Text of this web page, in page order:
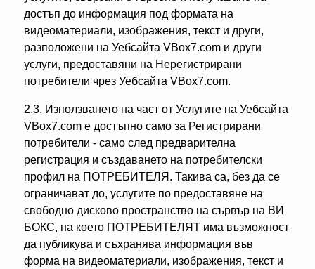
достъп до информация под формата на
видеоматериали, изображения, текст и други,
разположени на Уебсайта VBox7.com и други
услуги, предоставяни на Нерегистрирани
потребители чрез Уебсайта VBox7.com.
2.3. Използването на част от Услугите на Уебсайта
VBox7.com е достъпно само за Регистрирани
потребители - само след предварителна
регистрация и създаването на потребителски
профил на ПОТРЕБИТЕЛЯ. Такива са, без да се
ограничават до, услугите по предоставяне на
свободно дисково пространство на сървър на ВИ
БОКС, на което ПОТРЕБИТЕЛЯТ има възможност
да публикува и съхранява информация във
форма на видеоматериали, изображения, текст и